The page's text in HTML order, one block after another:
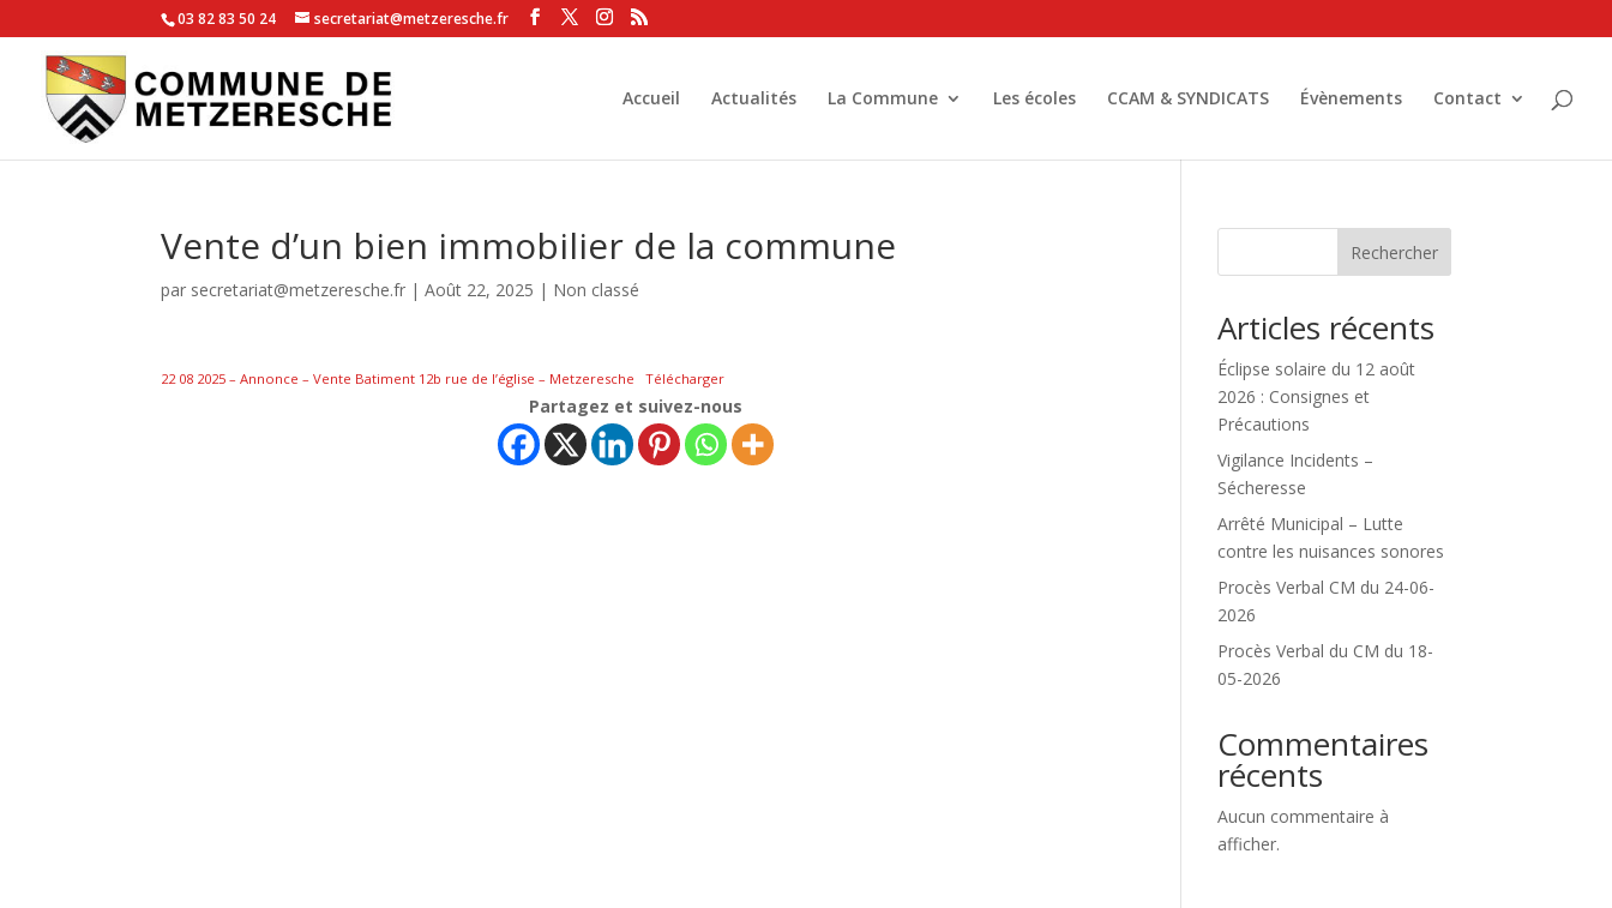
03 82 83 50 24 secretariat@metzeresche.fr
Accueil Actualités La Commune Les écoles CCAM & SYNDICATS Évènements Contact
Vente d’un bien immobilier de la commune
par secretariat@metzeresche.fr |Août 22, 2025 | Non classé
22 08 2025 – Annonce – Vente Batiment 12b rue de l’église – Metzeresche Télécharger
Partagez et suivez-nous
Rechercher
Articles récents
Éclipse solaire du 12 août
2026 : Consignes et
Précautions
Vigilance Incidents –
Sécheresse
Arrêté Municipal – Lutte
contre les nuisances sonores
Procès Verbal CM du 24-06-
2026
Procès Verbal du CM du 18-
05-2026
Commentaires
récents
Aucun commentaire à
afficher.